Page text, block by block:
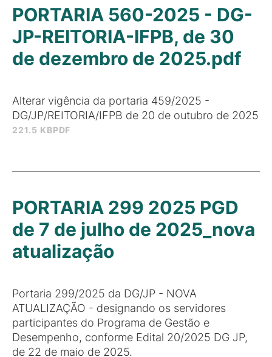
221.5 KBPDF
PORTARIA 560-2025 - DG-
JP-REITORIA-IFPB, de 30
de dezembro de 2025.pdf
Alterar vigência da portaria 459/2025 -
DG/JP/REITORIA/IFPB de 20 de outubro de 2025
PORTARIA 299 2025 PGD
de 7 de julho de 2025_nova
atualização
Portaria 299/2025 da DG/JP - NOVA
ATUALIZAÇÃO - designando os servidores
participantes do Programa de Gestão e
Desempenho, conforme Edital 20/2025 DG JP,
de 22 de maio de 2025.